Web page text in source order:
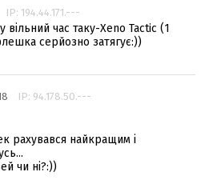
IP: 194.44.171.---
вільний час таку-Xeno Tactic (1
серйозно затягує:))
IP: 94.178.50.---
рахувався найкращим і
чи ні?:))